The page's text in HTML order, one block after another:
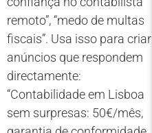
remoto”, “medo de multas
fiscais”. Usa isso para criar
anúncios que respondem
directamente:
“Contabilidade em Lisboa
sem surpresas: 50€/mês,